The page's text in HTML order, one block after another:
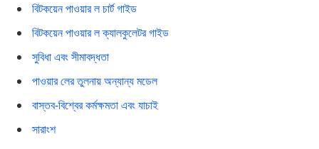
বিটকয়েন পাওয়ার ল চার্ট গাইড
বিটকয়েন পাওয়ার ল ক্যালকুলেটর গাইড
সুবিধা এবং সীমাবদ্ধতা
পাওয়ার লের তুলনায় অন্যান্য মডেল
বাস্তব-বিশ্বের কর্মক্ষমতা এবং যাচাই
সারাংশ